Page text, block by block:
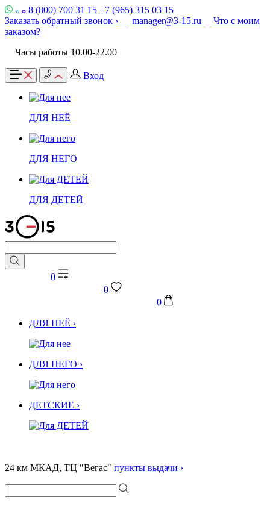
8 (800) 700 31 15 +7 (965) 315 03 15
Заказать обратный звонок ›
manager@3-15.ru
Что с моим
заказом?
Часы работы 10.00-22.00
Вход
ДЛЯ НЕЁ
ДЛЯ НЕГО
ДЛЯ ДЕТЕЙ
0
0
0
ДЛЯ НЕЁ ›
ДЛЯ НЕГО ›
ДЕТСКИЕ ›
24 км МКАД, ТЦ "Вегас" пункты выдачи ›